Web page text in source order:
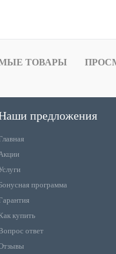
ТОВАРЫ
предложения
программа
купить
ответ